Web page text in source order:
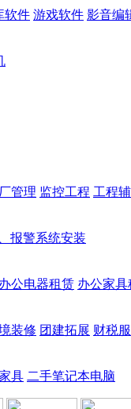
软件 游戏软件 影音编
管理 监控工程 工程
报警系统安装
办公电器租赁 办公家具
装修 团建拓展 财税
具 二手笔记本电脑